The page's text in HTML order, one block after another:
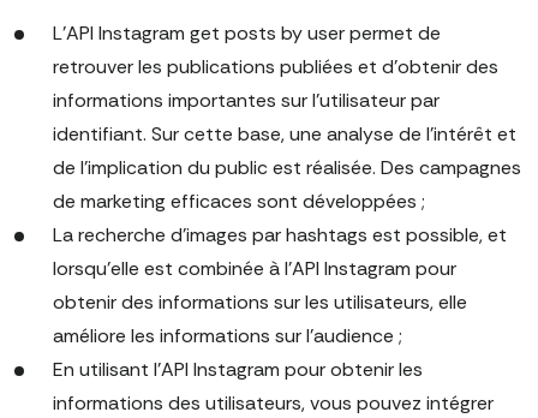
L'API Instagram get posts by user permet de
retrouver les publications publiées et d'obtenir des
informations importantes sur l'utilisateur par
identifiant. Sur cette base, une analyse de l'intérêt et
de l'implication du public est réalisée. Des campagnes
de marketing efficaces sont développées ;
La recherche d'images par hashtags est possible, et
lorsqu'elle est combinée à l'API Instagram pour
obtenir des informations sur les utilisateurs, elle
améliore les informations sur l'audience ;
En utilisant l'API Instagram pour obtenir les
informations des utilisateurs, vous pouvez intégrer